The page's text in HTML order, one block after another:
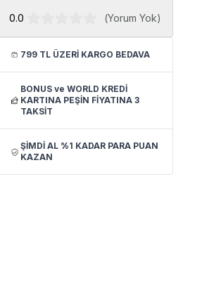
0.0 (Yorum Yok)
799 TL ÜZERİ KARGO BEDAVA
BONUS ve WORLD KREDİ
KARTINA PEŞİN FİYATINA 3
TAKSİT
ŞİMDİ AL %1 KADAR PARA PUAN
KAZAN